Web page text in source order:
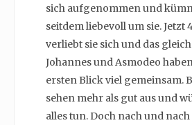
sich aufgenommen und
seitdem liebevoll um sie. Jetzt
verliebt sie sich und das
Johannes und Asmodeo
ersten Blick viel gemeinsam.
sehen mehr als gut aus und
alles tun. Doch nach und